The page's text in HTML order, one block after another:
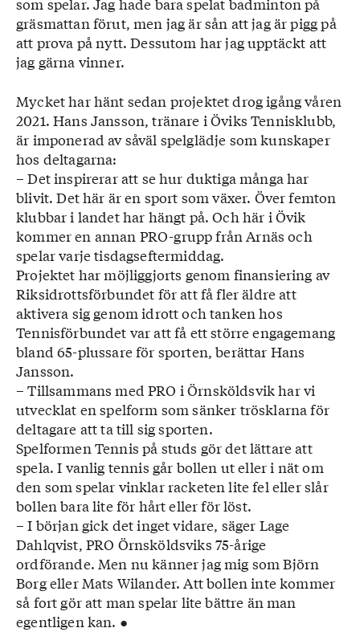
gräsmattan förut, men jag är sån att jag är pigg på
att prova på nytt. Dessutom har jag upptäckt att
jag gärna vinner.
Mycket har hänt sedan projektet drog igång våren
2021. Hans Jansson, tränare i Öviks Tennisklubb,
är imponerad av såväl spelglädje som kunskaper
hos deltagarna:
– Det inspirerar att se hur duktiga många har
blivit. Det här är en sport som växer. Över femton
klubbar i landet har hängt på. Och här i Övik
kommer en annan PRO-grupp från Arnäs och
spelar varje tisdagseftermiddag.
Projektet har möjliggjorts genom finansiering av
Riksidrottsförbundet för att få fler äldre att
aktivera sig genom idrott och tanken hos
Tennisförbundet var att få ett större engagemang
bland 65-plussare för sporten, berättar Hans
Jansson.
– Tillsammans med PRO i Örnsköldsvik har vi
utvecklat en spelform som sänker trösklarna för
deltagare att ta till sig sporten.
Spelformen Tennis på studs gör det lättare att
spela. I vanlig tennis går bollen ut eller i nät om
den som spelar vinklar racketen lite fel eller slår
bollen bara lite för hårt eller för löst.
– I början gick det inget vidare, säger Lage
Dahlqvist, PRO Örnsköldsviks 75-årige
ordförande. Men nu känner jag mig som Björn
Borg eller Mats Wilander. Att bollen inte kommer
så fort gör att man spelar lite bättre än man
egentligen kan. ●